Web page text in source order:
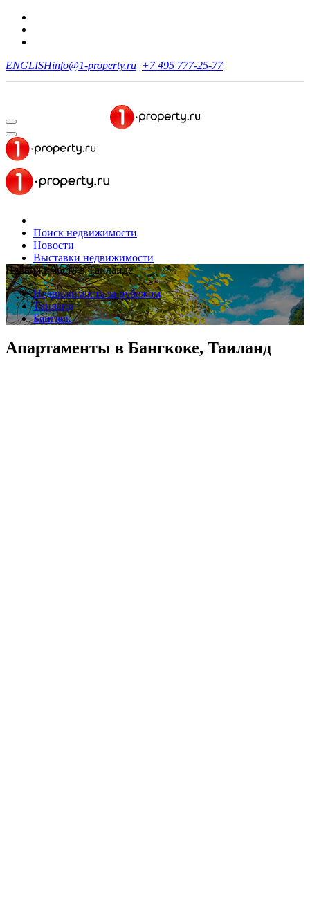
ENGLISHinfo@1-property.ru +7 495 777-25-77
Поиск недвижимости
Новости
Выставки недвижимости
Недвижимость в Таиланде
Недвижимость за рубежом
Таиланд
Бангкок
Апартаменты в Бангкоке, Таиланд